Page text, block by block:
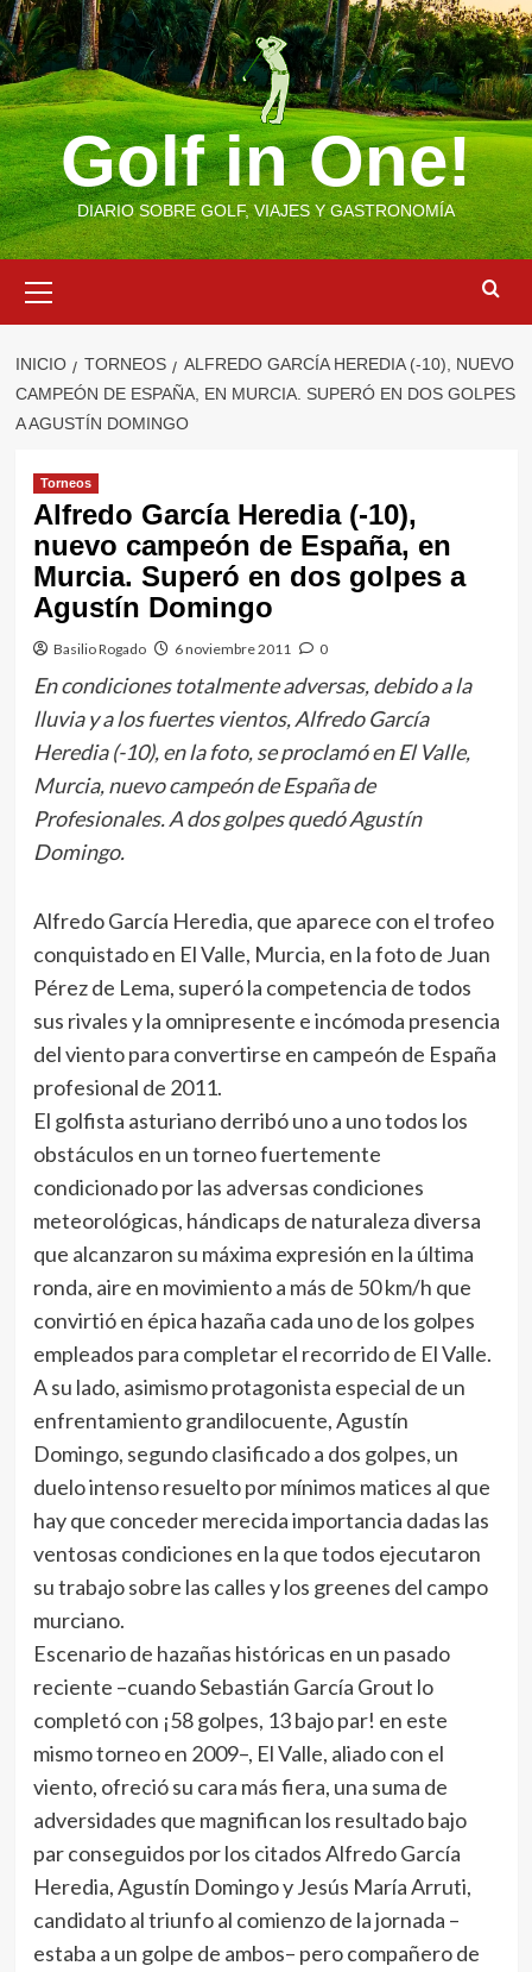
Saltar
al
contenido
Golf in One!
DIARIO SOBRE GOLF, VIAJES Y GASTRONOMÍA
primario
INICIO TORNEOS
ALFREDO GARCÍA HEREDIA (-10), NUEVO
CAMPEÓN DE ESPAÑA, EN MURCIA. SUPERÓ EN DOS GOLPES
A AGUSTÍN DOMINGO
Torneos
Alfredo García Heredia (-10),
nuevo campeón de España, en
Murcia. Superó en dos golpes a
Agustín Domingo
Basilio Rogado 6 noviembre 2011 0
En condiciones totalmente adversas, debido a la
lluvia y a los fuertes vientos, Alfredo García
Heredia (-10), en la foto, se proclamó en El Valle,
Murcia, nuevo campeón de España de
Profesionales. A dos golpes quedó Agustín
Domingo.
Alfredo García Heredia, que aparece con el trofeo
conquistado en El Valle, Murcia, en la foto de Juan
Pérez de Lema, superó la competencia de todos
sus rivales y la omnipresente e incómoda presencia
del viento para convertirse en campeón de España
profesional de 2011.
El golfista asturiano derribó uno a uno todos los
obstáculos en un torneo fuertemente
condicionado por las adversas condiciones
meteorológicas, hándicaps de naturaleza diversa
que alcanzaron su máxima expresión en la última
ronda, aire en movimiento a más de 50 km/h que
convirtió en épica hazaña cada uno de los golpes
empleados para completar el recorrido de El Valle.
A su lado, asimismo protagonista especial de un
enfrentamiento grandilocuente, Agustín
Domingo, segundo clasificado a dos golpes, un
duelo intenso resuelto por mínimos matices al que
hay que conceder merecida importancia dadas las
ventosas condiciones en la que todos ejecutaron
su trabajo sobre las calles y los greenes del campo
murciano.
Escenario de hazañas históricas en un pasado
reciente –cuando Sebastián García Grout lo
completó con ¡58 golpes, 13 bajo par! en este
mismo torneo en 2009–, El Valle, aliado con el
viento, ofreció su cara más fiera, una suma de
adversidades que magnifican los resultado bajo
par conseguidos por los citados Alfredo García
Heredia, Agustín Domingo y Jesús María Arruti,
candidato al triunfo al comienzo de la jornada –
estaba a un golpe de ambos– pero compañero de